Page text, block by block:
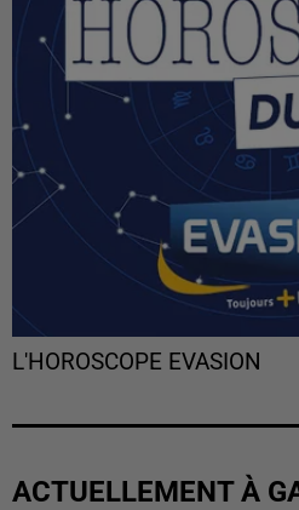
L'HOROSCOPE EVASION
ACTUELLEMENT À